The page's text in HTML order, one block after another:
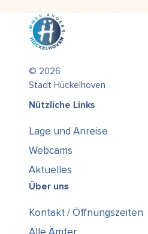
© 2026
Stadt Hückelhoven
Nützliche Links
Lage und Anreise
Webcams
Aktuelles
Über uns
Kontakt / Öffnungszeiten